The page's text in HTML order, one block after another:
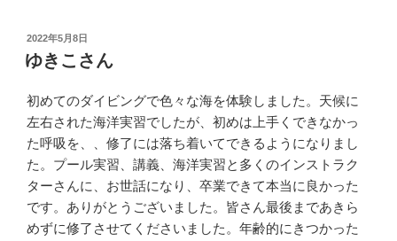
投
稿
日:
2022年5月8日
ゆきこさん
初めてのダイビングで色々な海を体験しました。天候に
左右された海洋実習でしたが、初めは上手くできなかっ
た呼吸を、、修了には落ち着いてできるようになりまし
た。プール実習、講義、海洋実習と多くのインストラク
ターさんに、お世話になり、卒業できて本当に良かった
です。ありがとうございました。皆さん最後まであきら
めずに修了させてくださいました。年齢的にきつかった